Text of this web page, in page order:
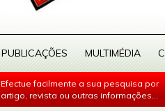
PUBLICAÇÕES MULTIMÉDIA
Efectue facilmente a sua pesquisa por
artigo, revista ou outras informações...